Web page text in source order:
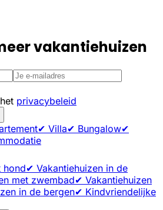
vakantiehuizen
privacybeleid
✔ Villa✔ Bungalow✔
hond✔ Vakantiehuizen in de
met zwembad✔ Vakantiehuizen
in de bergen✔ Kindvriendelijke